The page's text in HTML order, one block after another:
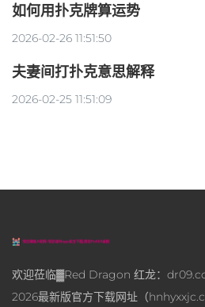
如何用扑克牌算运势
2026-02-26 11:51:50
夫妻间打扑克意思解释
2026-02-25 11:51:09
欢迎莅临▓Red Dragon 红龙：
2026最新版官方下载网址（